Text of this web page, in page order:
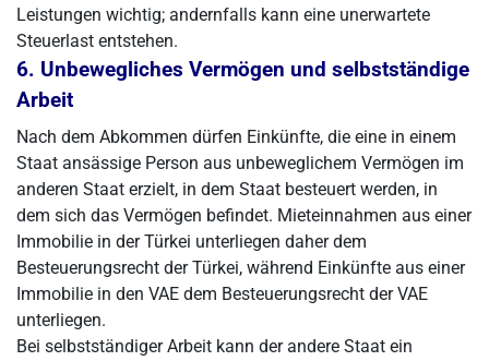
Leistungen wichtig; andernfalls kann eine unerwartete
Steuerlast entstehen.
6. Unbewegliches Vermögen und selbstständige
Arbeit
Nach dem Abkommen dürfen Einkünfte, die eine in einem
Staat ansässige Person aus unbeweglichem Vermögen im
anderen Staat erzielt, in dem Staat besteuert werden, in
dem sich das Vermögen befindet. Mieteinnahmen aus einer
Immobilie in der Türkei unterliegen daher dem
Besteuerungsrecht der Türkei, während Einkünfte aus einer
Immobilie in den VAE dem Besteuerungsrecht der VAE
unterliegen.
Bei selbstständiger Arbeit kann der andere Staat ein